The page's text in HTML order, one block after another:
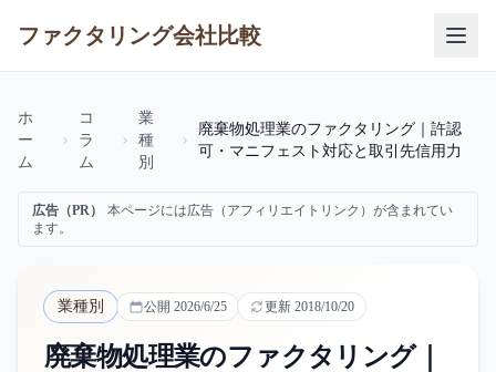
ファクタリング会社比較
ホ
ー
ム
コ
ラ
ム
業
種
別
廃棄物処理業のファクタリング｜許認
可・マニフェスト対応と取引先信用力
広告（PR）
本ページには広告（アフィリエイトリンク）が含まれてい
ます。
業種別 公開 2026/6/25 更新 2018/10/20
廃棄物処理業のファクタリング｜